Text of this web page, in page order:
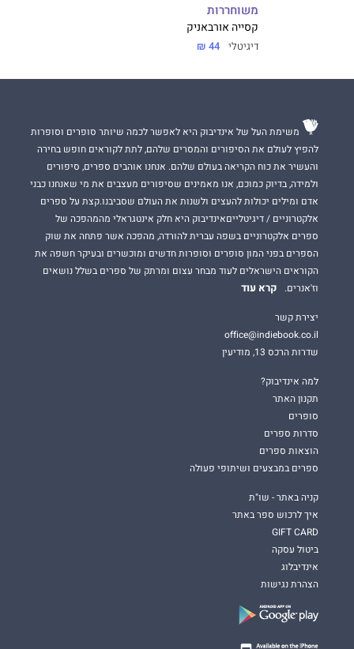
משוחררות
קסייה אורבאניק
דיגיטלי 44 ₪
משימת העל של אינדיבוק היא לאפשר לכמה שיותר סופרים וסופרות
להפיץ לעולם את הסיפורים והמסרים שלהם, לתת לקוראים חופש בחירה
והעשיר את כוח הקריאה בעולם שלהם. אנחנו אוהבים ספרים, סיפורים
ולמידה, בדיוק כמוכם, אנו מאמינים שסיפורים מעצבים את מי שאנחנו כבני
אדם ומילים יכולות להעצים ולשנות את העולם שסביבנו.קצת על ספרים
אלקטרוניים / דיגיטלייםאינדיבוק היא חלק אינטגראלי מהמהפכה של
ספרים אלקטרוניים בשפה עברית להורדה, מהפכה אשר פתחה את שוק
הספרים בפני המון סופרים וסופרות חדשים ומוכשרים ובעיקר חשפה את
הקוראים הישראלים לעוד מבחר עצום ומרתק של ספרים בשלל נושאים
וז'אנרים.
קרא עוד
יצירת קשר
office@indiebook.co.il
שדרות הרכס 13, מודיעין
למה אינדיבוק?
תקנון האתר
סופרים
סדרות ספרים
הוצאות ספרים
ספרים במבצעים ושיתופי פעולה
קניה באתר - שו"ת
איך לרכוש ספר באתר
GIFT CARD
ביטול עסקה
אינדיבלוג
הצהרת נגישות